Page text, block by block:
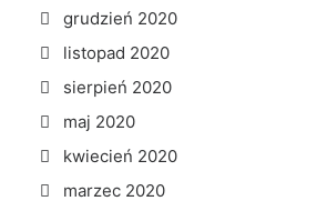
grudzień 2020
listopad 2020
sierpień 2020
maj 2020
kwiecień 2020
marzec 2020